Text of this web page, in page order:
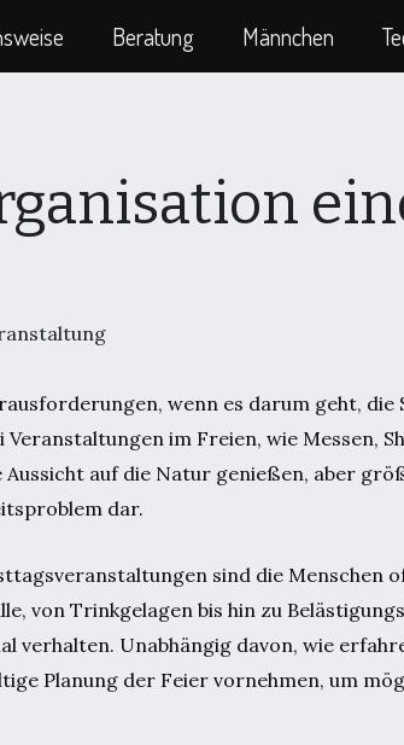
Beratung Männchen
wenn es darum geht, die
im Freien, wie Messen,
auf die Natur genießen, aber
dar.
sind die Menschen
von Trinkgelagen bis hin zu
verhalten. Unabhängig davon, wie
Planung der Feier vornehmen, um